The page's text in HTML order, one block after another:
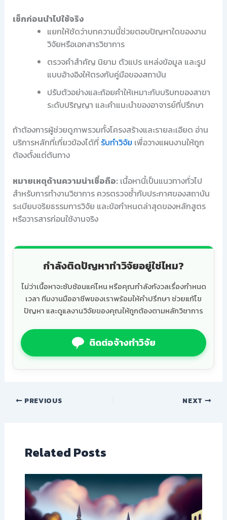
เช็กก่อนนำไปใช้จริง
แยกให้ชัดว่าบทความนี้ช่วยตอบปัญหาใดของงาน
วิจัยหรือเอกสารวิชาการ
ตรวจคำสำคัญ นิยาม ตัวแปร แหล่งข้อมูล และรูป
แบบอ้างอิงให้ตรงกับคู่มือของสถาบัน
ปรับตัวอย่างและถ้อยคำให้เหมาะกับบริบทของสาขา
ระดับปริญญา และคำแนะนำของอาจารย์ที่ปรึกษา
ถ้าต้องการผู้ช่วยดูภาพรวมทั้งโครงสร้างและรายละเอียด อ่าน
บริการหลักที่เกี่ยวข้องได้ที่ รับทำวิจัย เพื่อวางแผนงานให้ถูก
ต้องตั้งแต่ต้นทาง
หมายเหตุด้านความน่าเชื่อถือ: เนื้อหานี้เป็นแนวทางทั่วไป
สำหรับการทำงานวิชาการ ควรตรวจซ้ำกับประกาศของสถาบัน
ระเบียบจริยธรรมการวิจัย และข้อกำหนดล่าสุดของหลักสูตร
หรือวารสารก่อนใช้งานจริง
กำลังติดปัญหาทำวิจัยอยู่ใช่ไหม?
ไม่ว่าเนื้อหาจะซับซ้อนแค่ไหน หรือคุณกำลังกังวลเรื่องกำหนด
เวลา ทีมงานมืออาชีพของเราพร้อมให้คำปรึกษา ช่วยแก้ไข
ปัญหา และดูแลงานวิจัยของคุณให้ถูกต้องตามหลักวิชาการ
ติดต่อจ้างทำวิจัย
PREVIOUS NEXT
Related Posts